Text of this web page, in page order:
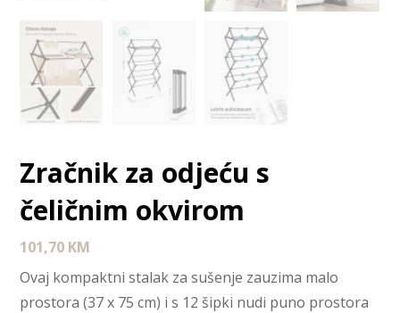
Zračnik za odjeću s
čeličnim okvirom
101,70 KM
Ovaj kompaktni stalak za sušenje zauzima malo
prostora (37 x 75 cm) i s 12 šipki nudi puno prostora